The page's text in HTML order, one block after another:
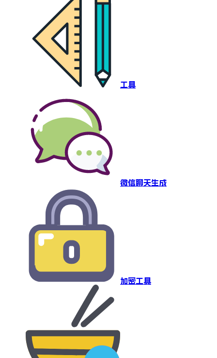
工具
微信聊天生成
加密工具